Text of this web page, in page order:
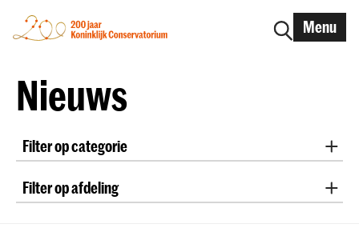
Menu
Nieuws
Filter op categorie
Lunchconcerten
Onderzoek
Filter op afdeling